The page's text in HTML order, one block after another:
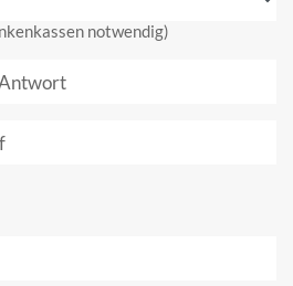
notwendig)